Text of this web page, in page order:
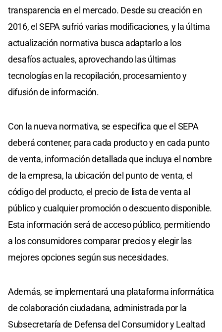
transparencia en el mercado. Desde su creación en
2016, el SEPA sufrió varias modificaciones, y la última
actualización normativa busca adaptarlo a los
desafíos actuales, aprovechando las últimas
tecnologías en la recopilación, procesamiento y
difusión de información.
Con la nueva normativa, se especifica que el SEPA
deberá contener, para cada producto y en cada punto
de venta, información detallada que incluya el nombre
de la empresa, la ubicación del punto de venta, el
código del producto, el precio de lista de venta al
público y cualquier promoción o descuento disponible.
Esta información será de acceso público, permitiendo
a los consumidores comparar precios y elegir las
mejores opciones según sus necesidades.
Además, se implementará una plataforma informática
de colaboración ciudadana, administrada por la
Subsecretaría de Defensa del Consumidor y Lealtad